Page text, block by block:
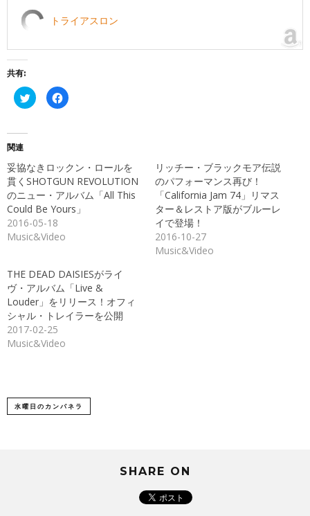
トライアスロン
共有:
ク
リ
有
(新
し
い
ウ
ィ
ン
ド
ウ
ま
す)
Facebook
で
ク
リ
ッ
ク
し
て
く
い
ウ
ィ
ン
ド
ウ
で
開
す)
関連
妥協なきロックン・ロールを
貫くSHOTGUN REVOLUTION
のニュー・アルバム「All This
Could Be Yours」
2016-05-18
Music&Video
リッチー・ブラックモア伝説
のパフォーマンス再び！
「California Jam 74」リマス
ター＆レストア版がブルーレ
イで登場！
2016-10-27
Music&Video
THE DEAD DAISIESがライ
ヴ・アルバム「Live &
Louder」をリリース！オフィ
シャル・トレイラーを公開
2017-02-25
Music&Video
水曜日のカンパネラ
SHARE ON